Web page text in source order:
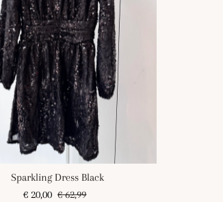
Sparkling Dress Black
Angebotspreis
€ 20,00 Regulärer
€ 62,99